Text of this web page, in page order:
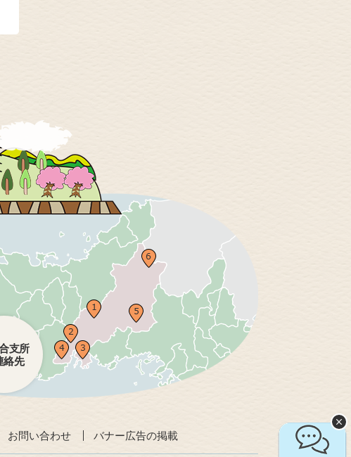
支所
絡先
お問い合わせ バナー広告の掲載